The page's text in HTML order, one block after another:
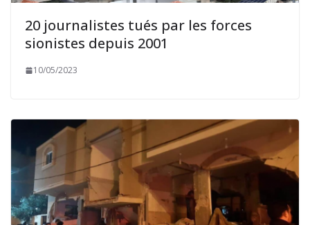
20 journalistes tués par les forces
sionistes depuis 2001
10/05/2023